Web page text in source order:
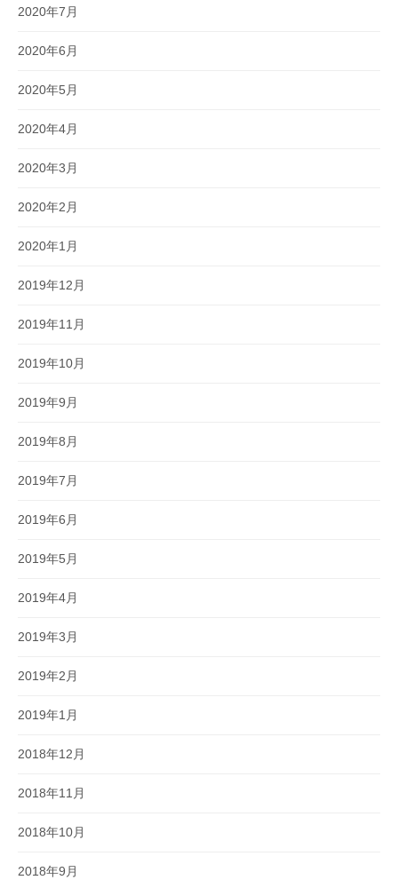
2020年7月
2020年6月
2020年5月
2020年4月
2020年3月
2020年2月
2020年1月
2019年12月
2019年11月
2019年10月
2019年9月
2019年8月
2019年7月
2019年6月
2019年5月
2019年4月
2019年3月
2019年2月
2019年1月
2018年12月
2018年11月
2018年10月
2018年9月